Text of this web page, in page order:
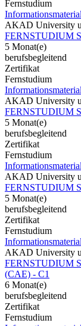
Fernstudium
AKAD University
FERNSTUDIUM
5 Monat(e)
berufsbegleitend
Zertifikat
Fernstudium
AKAD University
FERNSTUDIUM
5 Monat(e)
berufsbegleitend
Zertifikat
Fernstudium
AKAD University
FERNSTUDIUM
5 Monat(e)
berufsbegleitend
Zertifikat
Fernstudium
AKAD University
FERNSTUDIUM
(CAE) - C1
6 Monat(e)
berufsbegleitend
Zertifikat
Fernstudium